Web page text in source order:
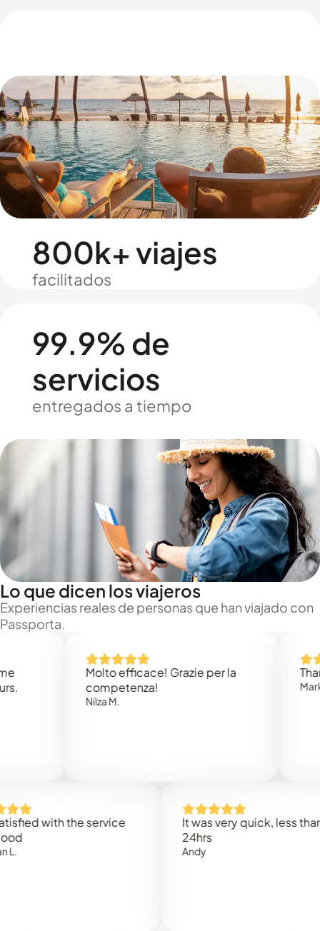
800k+ viajes
facilitados
99.9% de
servicios
entregados a tiempo
Lo que dicen los viajeros
Experiencias reales de personas que han viajado con
Passporta.
Molto efficace! Grazie per la
competenza!
Nilza M.
Thank
Mark N.
with the service
It was very quick, less than